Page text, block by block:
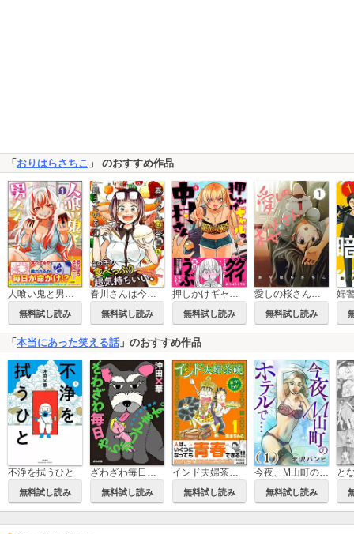
「 おりはらさちこ 」 のおすすめ作品
無料試し読み 無料試し読み 無料試し読み 無料試し読み
「 本当にあった笑える話 」のおすすめ作品
不浄を拭うひと
無料試し読み
ざわざわ毎日やらかしてます。発達障害な日々
無料試し読み
インド夫婦茶碗 おかわり！
無料試し読み
今夜、M山町のホテルで…
無料試し読み
と